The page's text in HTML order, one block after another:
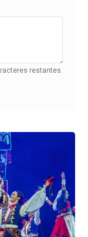
restantes.